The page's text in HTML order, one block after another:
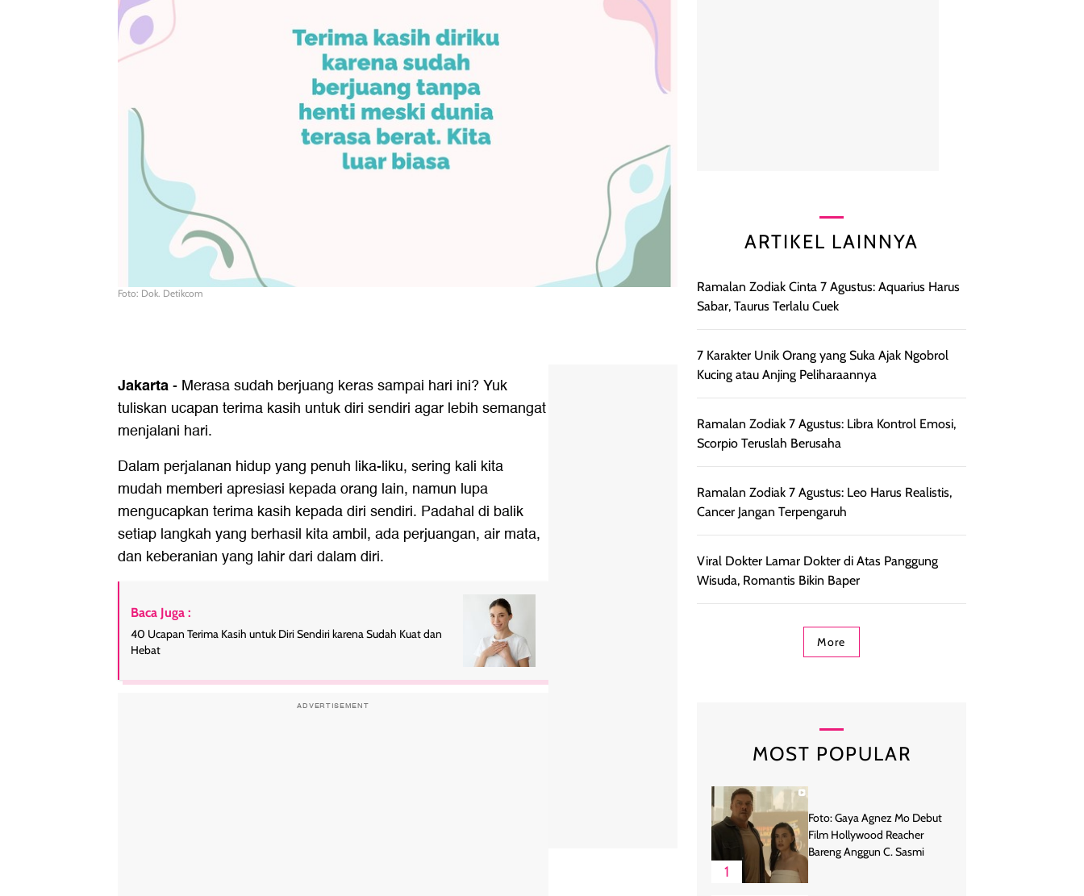
Foto: Dok. Detikcom
Jakarta- Merasa sudah berjuang keras sampai hari ini? Yuk
tuliskan ucapan terima kasih untuk diri sendiri agar lebih semangat
menjalani hari.
Dalam perjalanan hidup yang penuh lika-liku, sering kali kita
mudah memberi apresiasi kepada orang lain, namun lupa
mengucapkan terima kasih kepada diri sendiri. Padahal di balik
setiap langkah yang berhasil kita ambil, ada perjuangan, air mata,
dan keberanian yang lahir dari dalam diri.
Baca Juga :
40 Ucapan Terima Kasih untuk Diri Sendiri karena Sudah Kuat dan
Hebat
ADVERTISEMENT
ARTIKEL LAINNYA
Ramalan Zodiak Cinta 7 Agustus: Aquarius Harus
Sabar, Taurus Terlalu Cuek
7 Karakter Unik Orang yang Suka Ajak Ngobrol
Kucing atau Anjing Peliharaannya
Ramalan Zodiak 7 Agustus: Libra Kontrol Emosi,
Scorpio Teruslah Berusaha
Ramalan Zodiak 7 Agustus: Leo Harus Realistis,
Cancer Jangan Terpengaruh
Viral Dokter Lamar Dokter di Atas Panggung
Wisuda, Romantis Bikin Baper
More
MOST POPULAR
1
Foto: Gaya Agnez Mo Debut
Film Hollywood Reacher
Bareng Anggun C. Sasmi